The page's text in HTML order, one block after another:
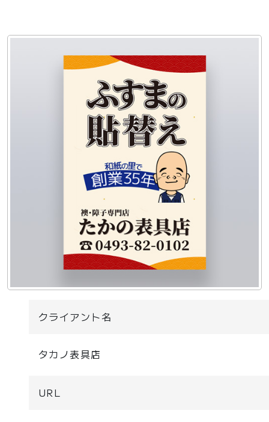
クライアント名
タカノ表具店
URL